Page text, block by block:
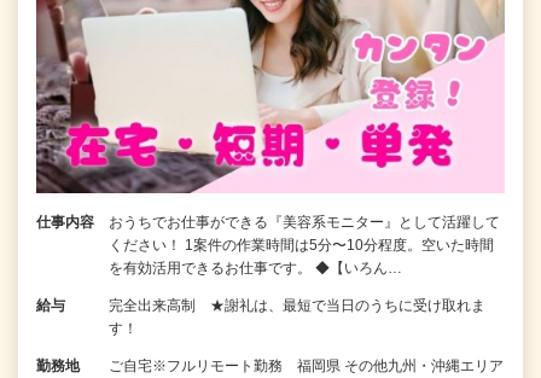
仕事内容
おうちでお仕事ができる『美容系モニター』として活躍して
ください！ 1案件の作業時間は5分〜10分程度。空いた時間
を有効活用できるお仕事です。 ◆【いろん…
給与
完全出来高制 ★謝礼は、最短で当日のうちに受け取れま
す！
勤務地
ご自宅※フルリモート勤務 福岡県 その他九州・沖縄エリア